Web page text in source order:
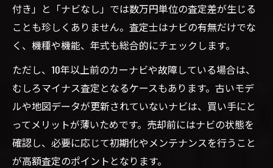
付き」と「ナビなし」では数万円単位の査定差が生じる
ことも珍しくありません。査定士はナビの有無だけでな
く、機種や機能、年式も総合的にチェックします。
ただし、10年以上前のカーナビや故障している場合は、
むしろマイナス査定となるケースもあります。古いモデ
ルや地図データが更新されていないナビは、買い手にと
ってメリットが薄いためです。売却前にはナビの状態を
確認し、必要に応じて初期化やメンテナンスを行うこと
が高額査定のポイントとなります。